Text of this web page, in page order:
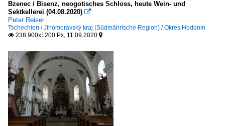
Bzenec / Bisenz, neogotisches Schloss, heute Wein- und
Sektkellerei (04.08.2020) 
Peter Reiser
Tschechien / Jihomoravský kraj (Südmährische Region) / Okres Hodonin
 238 900x1200 Px, 11.09.2020 